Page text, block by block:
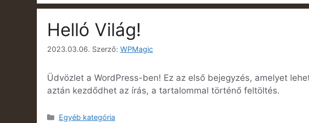
Helló Világ!
2023.03.06. Szerző: WPMagic
Üdvözlet a WordPress-ben! Ez az első bejegyzés, amelyet
aztán kezdődhet az írás, a tartalommal történő feltöltés.
Egyéb kategória